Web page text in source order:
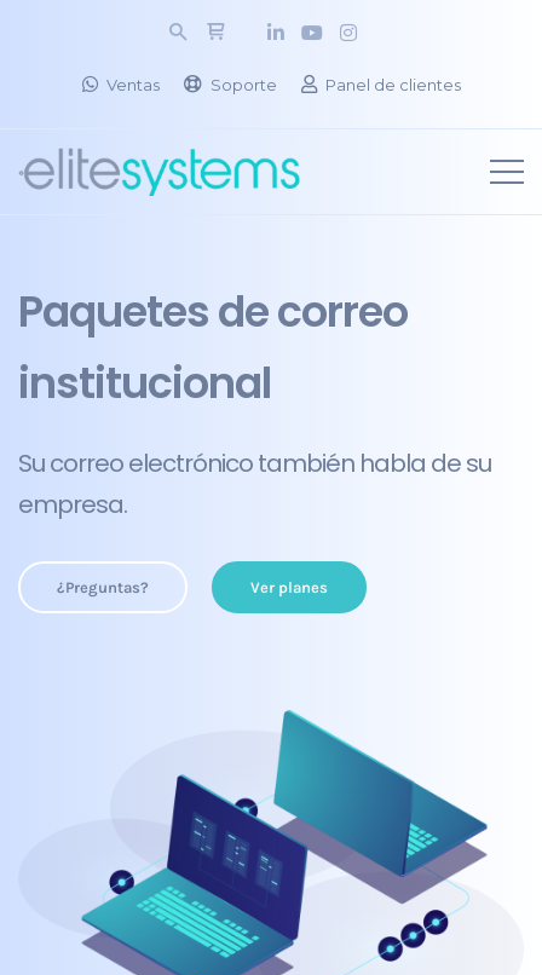
Ventas Soporte Panel de clientes
Paquetes de correo
institucional
Su correo electrónico también habla de su
empresa.
¿Preguntas? Ver planes